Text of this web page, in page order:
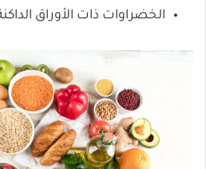
الخضراوات ذات الأوراق